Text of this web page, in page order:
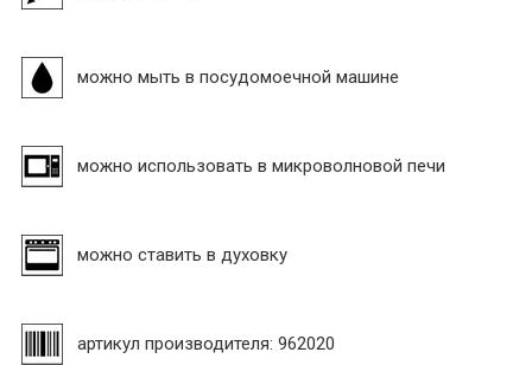
можно мыть в посудомоечной машине
можно использовать в микроволновой печи
можно ставить в духовку
артикул производителя: 962020